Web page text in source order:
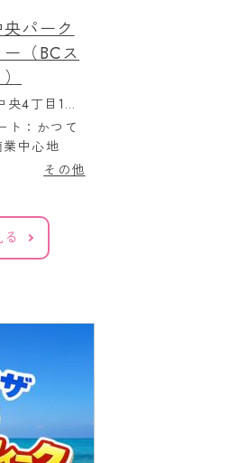
パーク
（BCス
央4丁目10-
ト：かつて
業中心地
その他